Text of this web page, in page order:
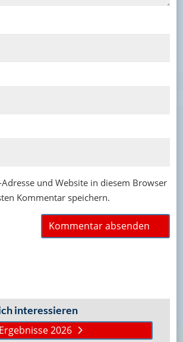
und Website in diesem Browser
Kommentar speichern.
interessieren
2026